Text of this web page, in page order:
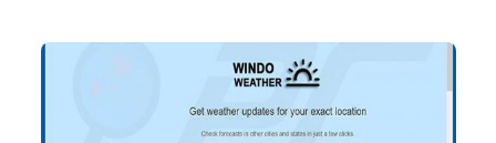
promowana za pomocą oszuk